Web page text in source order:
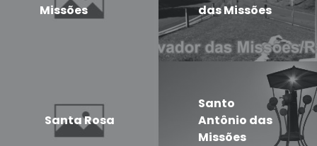
Missões
das Missões
Santa Rosa
Santo
Antônio das
Missões